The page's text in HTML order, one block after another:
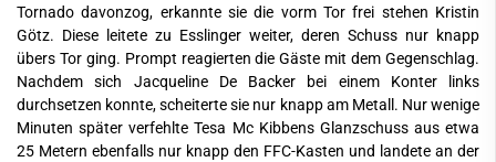
Tornado davonzog, erkannte sie die vorm Tor frei stehen Kristin
Götz. Diese leitete zu Esslinger weiter, deren Schuss nur knapp
übers Tor ging. Prompt reagierten die Gäste mit dem Gegenschlag.
Nachdem sich Jacqueline De Backer bei einem Konter links
durchsetzen konnte, scheiterte sie nur knapp am Metall. Nur wenige
Minuten später verfehlte Tesa Mc Kibbens Glanzschuss aus etwa
25 Metern ebenfalls nur knapp den FFC-Kasten und landete an der